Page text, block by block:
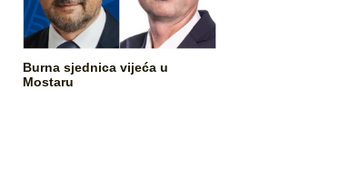
Burna sjednica vijeća u
Mostaru